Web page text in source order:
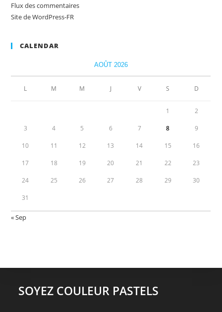
Flux des commentaires
Site de WordPress-FR
CALENDAR
AOÛT 2026
L M M J V S D
1 2
3 4 5 6 7 8 9
10 11 12 13 14 15 16
17 18 19 20 21 22 23
24 25 26 27 28 29 30
31
« Sep
SOYEZ COULEUR PASTELS